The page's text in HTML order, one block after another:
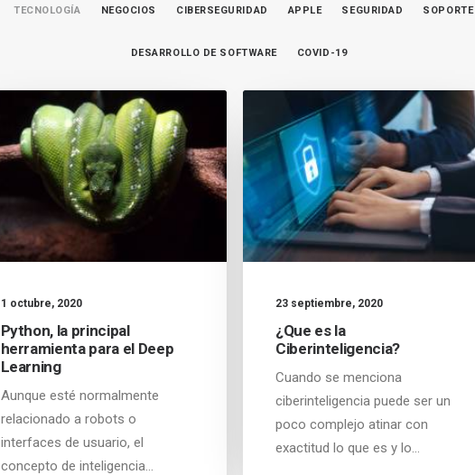
TECNOLOGÍA NEGOCIOS CIBERSEGURIDAD APPLE SEGURIDAD SOPORTE
DESARROLLO DE SOFTWARE COVID-19
1 octubre, 2020
Python, la principal
herramienta para el Deep
Learning
Aunque esté normalmente
relacionado a robots o
interfaces de usuario, el
concepto de inteligencia…
23 septiembre, 2020
¿Que es la
Ciberinteligencia?
Cuando se menciona
ciberinteligencia puede ser un
poco complejo atinar con
exactitud lo que es y lo…